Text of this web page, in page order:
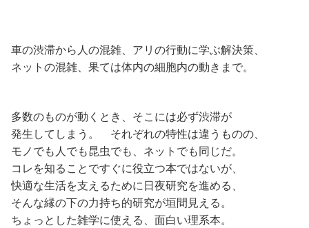
車の渋滞から人の混雑、アリの行動に学ぶ解決策、
ネットの混雑、果ては体内の細胞内の動きまで。
多数のものが動くとき、そこには必ず渋滞が
発生してしまう。 それぞれの特性は違うものの、
モノでも人でも昆虫でも、ネットでも同じだ。
コレを知ることですぐに役立つ本ではないが、
快適な生活を支えるために日夜研究を進める、
そんな縁の下の力持ち的研究が垣間見える。
ちょっとした雑学に使える、面白い理系本。